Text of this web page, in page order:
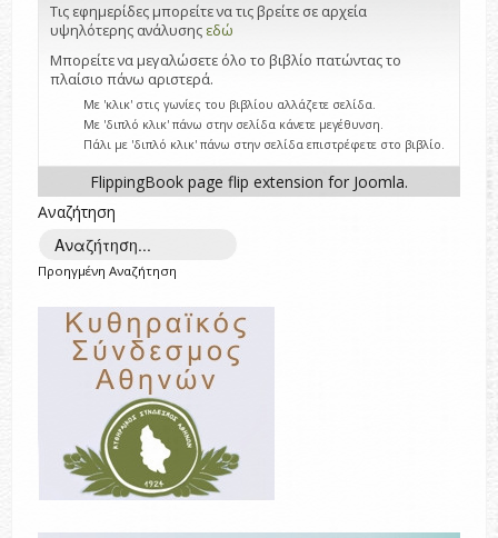
Τις εφημερίδες μπορείτε να τις βρείτε σε αρχεία
υψηλότερης ανάλυσης εδώ
Μπορείτε να μεγαλώσετε όλο το βιβλίο πατώντας το
πλαίσιο πάνω αριστερά.
Με 'κλικ' στις γωνίες του βιβλίου αλλάζετε σελίδα.
Με 'διπλό κλικ' πάνω στην σελίδα κάνετε μεγέθυνση.
Πάλι με 'διπλό κλικ' πάνω στην σελίδα επιστρέφετε στο βιβλίο.
FlippingBook page flip extension for Joomla.
Αναζήτηση
Προηγμένη Αναζήτηση